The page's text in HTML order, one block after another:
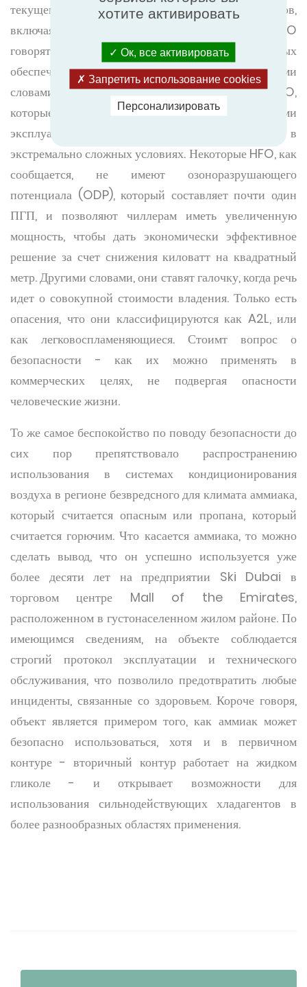
текущему предпочтительному выбору хладагентов,
включая широко используемый R-410A. О HFO
говорят как о наборе хладагентов, способных
обеспечить переход от R-134A к R-410A. Другими
словами, речь идет о прямой замене R-134A на HFO,
которые якобы обладают лучшими
эксплуатационными характеристиками в
экстремально сложных условиях. Некоторые HFO, как
сообщается, не имеют озоноразрушающего
потенциала (ODP), который составляет почти один
ПГП, и позволяют чиллерам иметь увеличенную
мощность, чтобы дать экономически эффективное
решение за счет снижения киловатт на квадратный
метр. Другими словами, они ставят галочку, когда речь
идет о совокупной стоимости владения. Только есть
опасения, что они классифицируются как A2L, или
как легковоспламеняющиеся. Стоимт вопрос о
безопасности - как их можно применять в
коммерческих целях, не подвергая опасности
человеческие жизни.
То же самое беспокойство по поводу безопасности до
сих пор препятствовало распространению
использования в системах кондиционирования
воздуха в регионе безвредсного для климата аммиака,
который считается опасным или пропана, который
считается горючим. Что касается аммиака, то можно
сделать вывод, что он успешно используется уже
более десяти лет на предприятии Ski Dubai в
торговом центре Mall of the Emirates,
расположенном в густонаселенном жилом районе. По
имеющимся сведениям, на объекте соблюдается
строгий протокол эксплуатации и технического
обслуживания, что позволило предотвратить любые
инциденты, связанные со здоровьем. Короче говоря,
объект является примером того, как аммиак может
безопасно использоваться, хотя и в первичном
контуре - вторичный контур работает на жидком
гликоле - и открывает возможности для
использования сильнодействующих хладагентов в
более разнообразных областях применения.
хотите активировать
Ок, все активировать
Запретить использование cookies
Персонализировать